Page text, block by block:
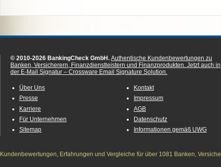
© 2010-2026 BankingCheck GmbH. Authentische Kundenbewertungen zu
Banken, Versicherern, Finanzdienstleistern und Finanzprodukten. Jetzt auch in
der E-Mail Signatur – Crossware Email Signature Solution.
Über Uns
Presse
Karriere
Für Unternehmen
Sitemap
Kontakt
Impressum
AGB
Datenschutz
Informationen gemäß UWG
Kundenbewertungen, Erfahrungen und Vergleiche für über 1081 Banken,